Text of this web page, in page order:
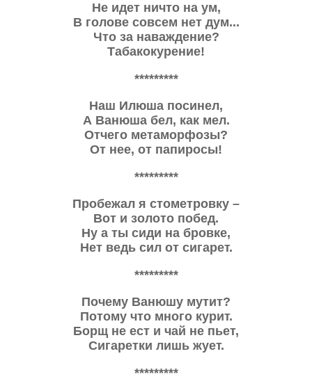
Не идет ничто на ум,
В голове совсем нет дум...
Что за наваждение?
Табакокурение!
*********
Наш Илюша посинел,
А Ванюша бел, как мел.
Отчего метаморфозы?
От нее, от папиросы!
*********
Пробежал я стометровку –
Вот и золото побед.
Ну а ты сиди на бровке,
Нет ведь сил от сигарет.
*********
Почему Ванюшу мутит?
Потому что много курит.
Борщ не ест и чай не пьет,
Сигаретки лишь жует.
*********